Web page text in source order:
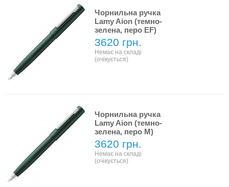
Чорнильна ручка
Lamy Aion (темно-
зелена, перо EF)
3620 грн.
Немає на складі
(очікується)
Чорнильна ручка
Lamy Aion (темно-
зелена, перо M)
3620 грн.
Немає на складі
(очікується)